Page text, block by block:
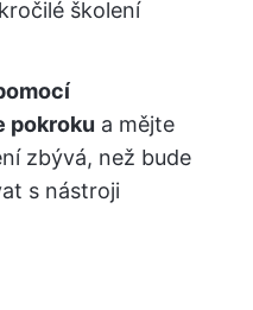
školení
pokroku a mějte
zbývá, než bude
s nástroji